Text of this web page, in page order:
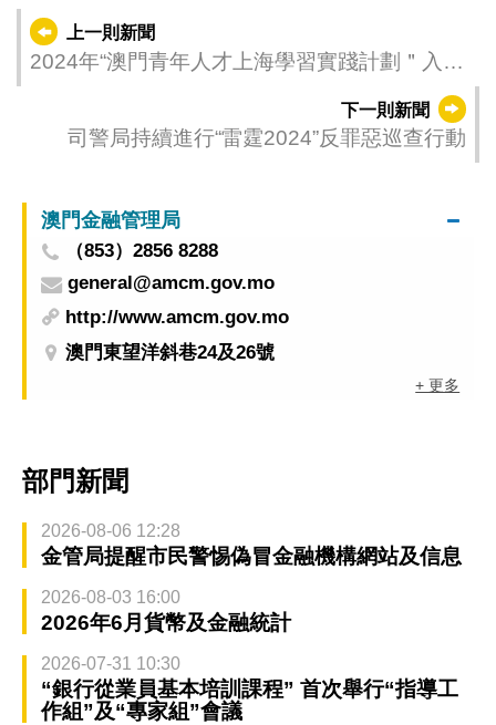
上一則新聞
2024年“澳門青年人才上海學習實踐計劃＂入選
下一則新聞
司警局持續進行“雷霆2024”反罪惡巡查行動
澳門金融管理局
（853）2856 8288
general@amcm.gov.mo
http://www.amcm.gov.mo
澳門東望洋斜巷24及26號
+ 更多
部門新聞
2026-08-06 12:28
金管局提醒市民警惕偽冒金融機構網站及信息
2026-08-03 16:00
2026年6月貨幣及金融統計
2026-07-31 10:30
“銀行從業員基本培訓課程” 首次舉行“指導工
作組”及“專家組”會議